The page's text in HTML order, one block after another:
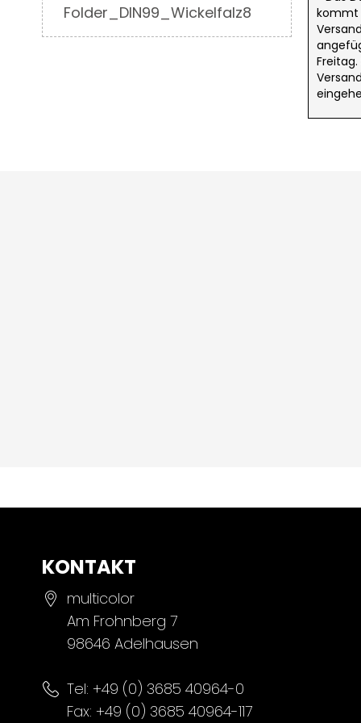
Informationen
Folder_DIN99_Wickelfalz8
kommt
KONTAKT
multicolor
Am Frohnberg 7
98646 Adelhausen
Tel: +49 (0) 3685 40964-0
Fax: +49 (0) 3685 40964-117